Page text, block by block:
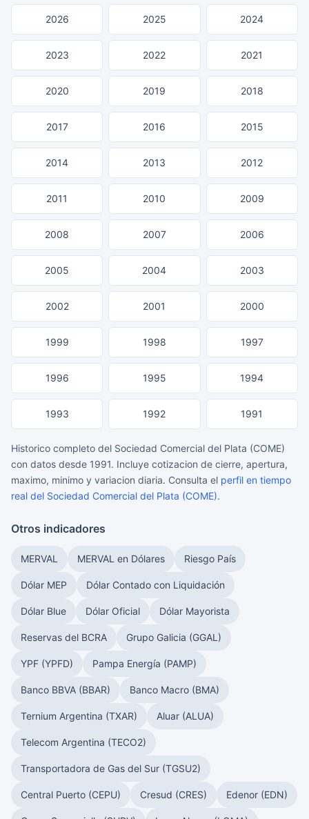
2026 2025 2024
2023 2022 2021
2020 2019 2018
2017 2016 2015
2014 2013 2012
2011 2010 2009
2008 2007 2006
2005 2004 2003
2002 2001 2000
1999 1998 1997
1996 1995 1994
1993 1992 1991
Historico completo del Sociedad Comercial del Plata (COME)
con datos desde 1991. Incluye cotizacion de cierre, apertura,
maximo, minimo y variacion diaria. Consulta el perfil en tiempo
real del Sociedad Comercial del Plata (COME).
Otros indicadores
MERVAL MERVAL en Dólares Riesgo País
Dólar MEP Dólar Contado con Liquidación
Dólar Blue Dólar Oficial Dólar Mayorista
Reservas del BCRA Grupo Galicia (GGAL)
YPF (YPFD) Pampa Energía (PAMP)
Banco BBVA (BBAR) Banco Macro (BMA)
Ternium Argentina (TXAR) Aluar (ALUA)
Telecom Argentina (TECO2)
Transportadora de Gas del Sur (TGSU2)
Central Puerto (CEPU) Cresud (CRES) Edenor (EDN)